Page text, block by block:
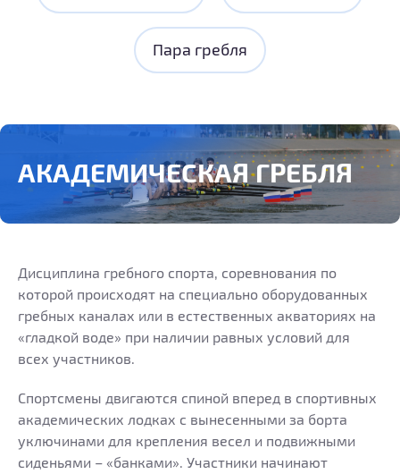
Пара гребля
АКАДЕМИЧЕСКАЯ ГРЕБЛЯ
Дисциплина гребного спорта, соревнования по
которой происходят на специально оборудованных
гребных каналах или в естественных акваториях на
«гладкой воде» при наличии равных условий для
всех участников.
Спортсмены двигаются спиной вперед в спортивных
академических лодках с вынесенными за борта
уключинами для крепления весел и подвижными
сиденьями – «банками». Участники начинают